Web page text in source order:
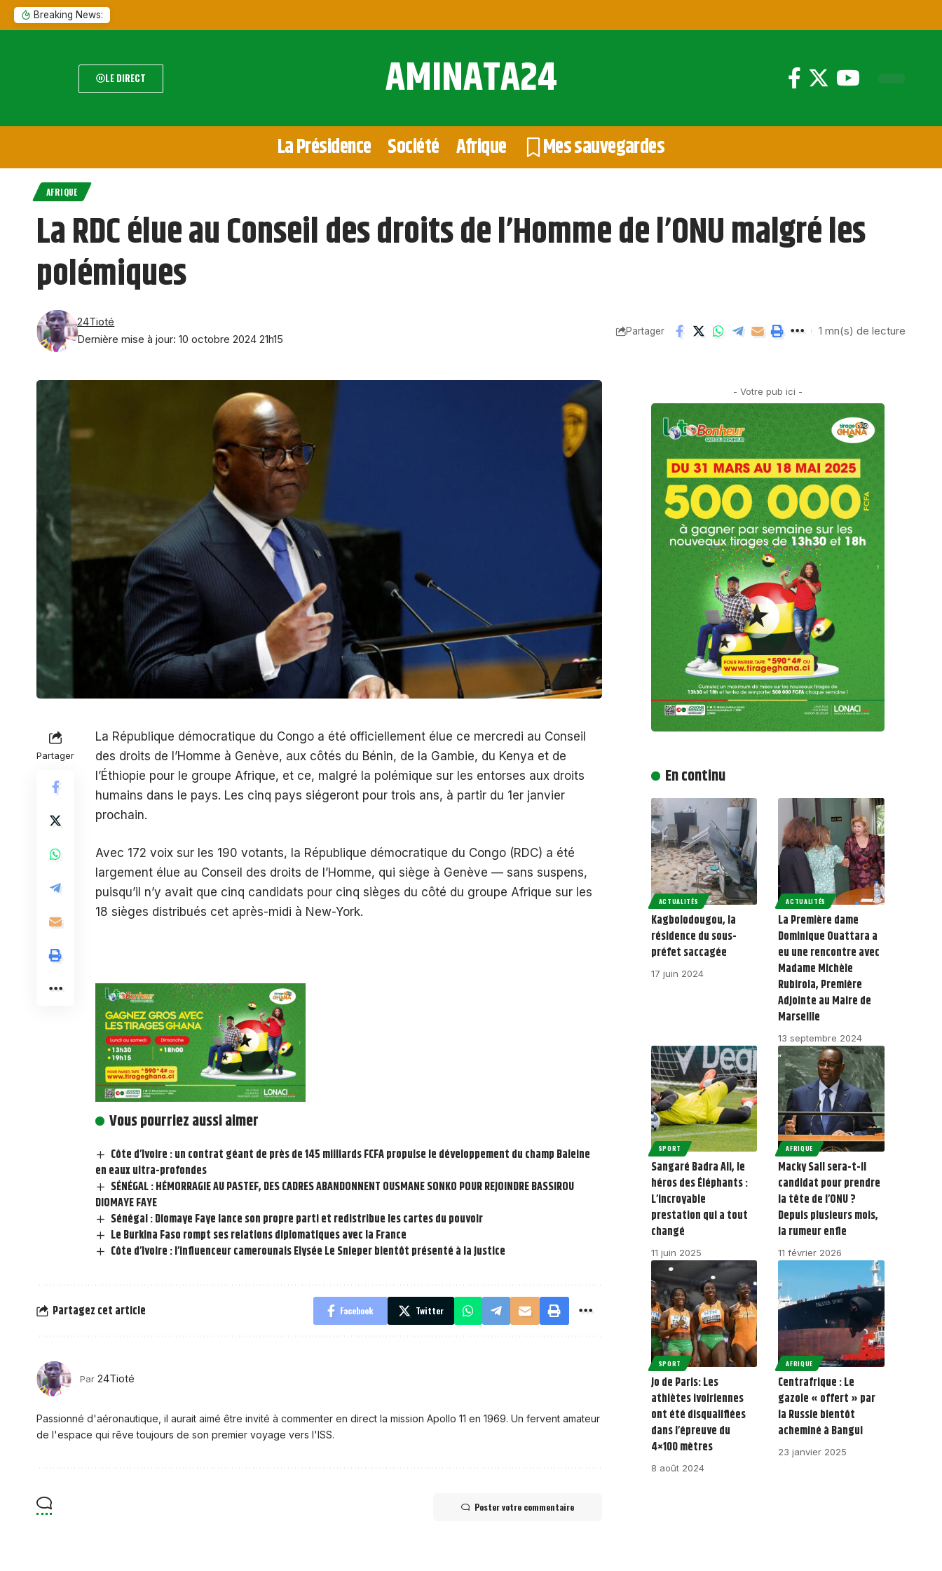
Breaking News:
LE DIRECT AMINATA24
La Présidence Société Afrique Mes sauvegardes
AFRIQUE
La RDC élue au Conseil des droits de l’Homme de l’ONU malgré les
polémiques
Dernière mise à jour: 10 octobre 2024 21h15
24Tioté
Partager 1 mn(s) de lecture
Partager
La République démocratique du Congo a été officiellement élue ce mercredi au Conseil
des droits de l’Homme à Genève, aux côtés du Bénin, de la Gambie, du Kenya et de
l’Éthiopie pour le groupe Afrique, et ce, malgré la polémique sur les entorses aux droits
humains dans le pays. Les cinq pays siégeront pour trois ans, à partir du 1er janvier
prochain.
Avec 172 voix sur les 190 votants, la République démocratique du Congo (RDC) a été
largement élue au Conseil des droits de l’Homme, qui siège à Genève — sans suspens,
puisqu’il n’y avait que cinq candidats pour cinq sièges du côté du groupe Afrique sur les
18 sièges distribués cet après-midi à New-York.
Vous pourriez aussi aimer
Côte d’Ivoire : un contrat géant de près de 145 milliards FCFA propulse le développement du champ Baleine
en eaux ultra-profondes
SÉNÉGAL : HÉMORRAGIE AU PASTEF, DES CADRES ABANDONNENT OUSMANE SONKO POUR REJOINDRE BASSIROU
DIOMAYE FAYE
Sénégal : Diomaye Faye lance son propre parti et redistribue les cartes du pouvoir
Le Burkina Faso rompt ses relations diplomatiques avec la France
Côte d’Ivoire : l’influenceur camerounais Elysée Le Snieper bientôt présenté à la justice
Partagez cet article Facebook Twitter
Par 24Tioté
Passionné d'aéronautique, il aurait aimé être invité à commenter en direct la mission Apollo 11 en 1969. Un fervent amateur
de l'espace qui rêve toujours de son premier voyage vers l'ISS.
Poster votre commentaire
- Votre pub ici -
En continu
ACTUALITÉS
Kagbolodougou, la
résidence du sous-
préfet saccagée
17 juin 2024
ACTUALITÉS
La Première dame
Dominique Ouattara a
eu une rencontre avec
Madame Michèle
Rubirola, Première
Adjointe au Maire de
Marseille
13 septembre 2024
SPORT
Sangaré Badra Ali, le
héros des Éléphants :
L’incroyable
prestation qui a tout
changé
11 juin 2025
AFRIQUE
Macky Sall sera-t-il
candidat pour prendre
la tête de l’ONU ?
Depuis plusieurs mois,
la rumeur enfle
11 février 2026
SPORT
Jo de Paris: Les
athlètes ivoiriennes
ont été disqualifiées
dans l’épreuve du
4×100 mètres
8 août 2024
AFRIQUE
Centrafrique : Le
gazole « offert » par
la Russie bientôt
acheminé à Bangui
23 janvier 2025